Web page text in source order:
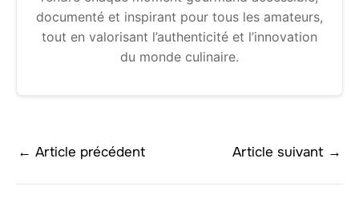
documenté et inspirant pour tous les amateurs,
tout en valorisant l’authenticité et l’innovation
du monde culinaire.
← Article précédent Article suivant →